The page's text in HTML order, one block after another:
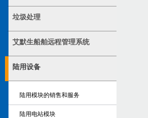
垃圾处理
艾默生船舶远程管理系统
陆用设备
陆用模块的销售和服务
陆用电站模块